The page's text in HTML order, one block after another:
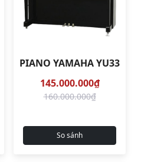
PIANO YAMAHA YU33
145.000.000₫
160.000.000₫
So sánh